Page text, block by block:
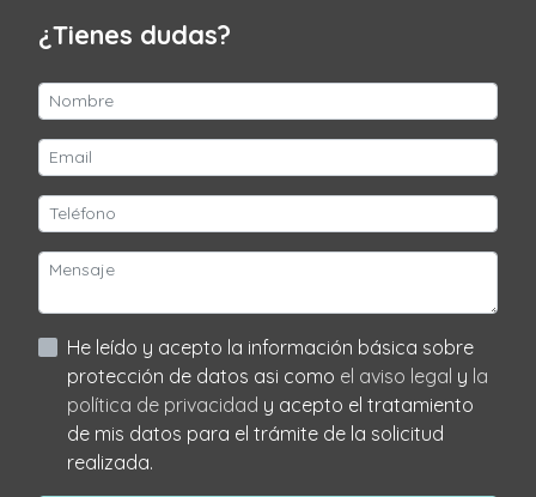
¿Tienes dudas?
He leído y acepto la información básica sobre
protección de datos asi como el aviso legal y la
política de privacidad y acepto el tratamiento
de mis datos para el trámite de la solicitud
realizada.